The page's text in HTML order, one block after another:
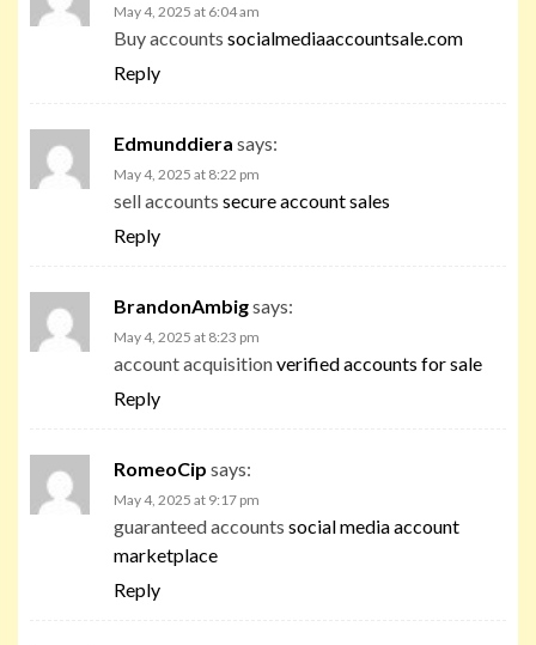
May 4, 2025 at 6:04 am
Buy accounts socialmediaaccountsale.com
Reply
Edmunddiera says:
May 4, 2025 at 8:22 pm
sell accounts secure account sales
Reply
BrandonAmbigsays:
May 4, 2025 at 8:23 pm
account acquisitionverified accounts for sale
Reply
RomeoCip says:
May 4, 2025 at 9:17 pm
guaranteed accounts social media account
marketplace
Reply